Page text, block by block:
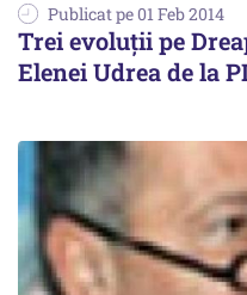
Publicat pe 01 Feb 2014
Trei evoluții pe
Elenei Udrea de la